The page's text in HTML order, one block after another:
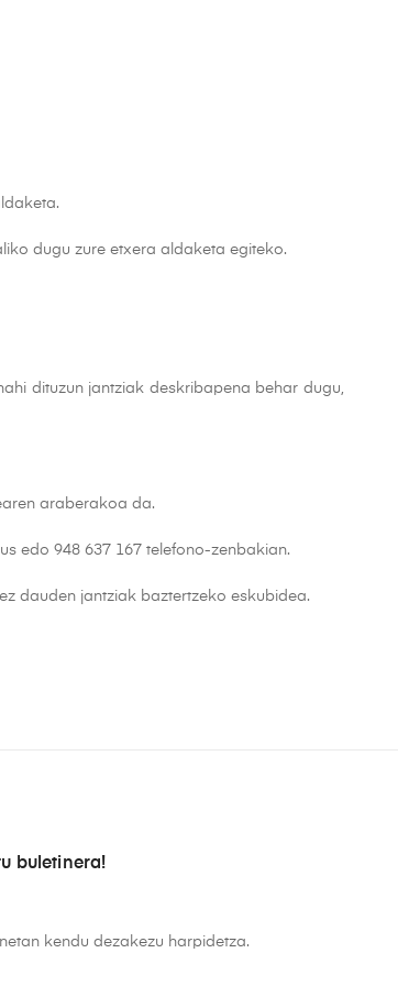
dugu zure etxera aldaketa egiteko.
dituzun jantziak deskribapena behar dugu,
araberakoa da.
edo 948 637 167 telefono-zenbakian.
dauden jantziak baztertzeko eskubidea.
buletinera!
kendu dezakezu harpidetza.